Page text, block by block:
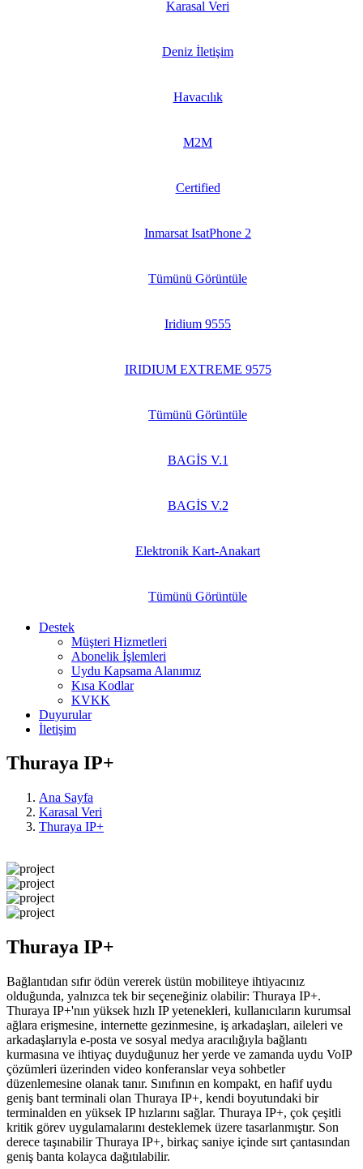
Karasal Veri
Deniz İletişim
Havacılık
M2M
Certified
Inmarsat IsatPhone 2
Tümünü Görüntüle
Iridium 9555
IRIDIUM EXTREME 9575
Tümünü Görüntüle
BAGİS V.1
BAGİS V.2
Elektronik Kart-Anakart
Tümünü Görüntüle
Destek
Müşteri Hizmetleri
Abonelik İşlemleri
Uydu Kapsama Alanımız
Kısa Kodlar
KVKK
Duyurular
İletişim
Thuraya IP+
Ana Sayfa
Karasal Veri
Thuraya IP+
Thuraya IP+
Bağlantıdan sıfır ödün vererek üstün mobiliteye ihtiyacınız
olduğunda, yalnızca tek bir seçeneğiniz olabilir: Thuraya IP+.
Thuraya IP+'nın yüksek hızlı IP yetenekleri, kullanıcıların kurumsal
ağlara erişmesine, internette gezinmesine, iş arkadaşları, aileleri ve
arkadaşlarıyla e-posta ve sosyal medya aracılığıyla bağlantı
kurmasına ve ihtiyaç duyduğunuz her yerde ve zamanda uydu VoIP
çözümleri üzerinden video konferanslar veya sohbetler
düzenlemesine olanak tanır. Sınıfının en kompakt, en hafif uydu
geniş bant terminali olan Thuraya IP+, kendi boyutundaki bir
terminalden en yüksek IP hızlarını sağlar. Thuraya IP+, çok çeşitli
kritik görev uygulamalarını desteklemek üzere tasarlanmıştır. Son
derece taşınabilir Thuraya IP+, birkaç saniye içinde sırt çantasından
geniş banta kolayca dağıtılabilir.